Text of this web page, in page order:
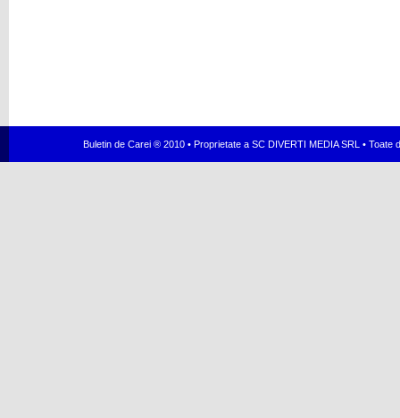
Buletin de Carei ® 2010 • Proprietate a SC DIVERTI MEDIA SRL •